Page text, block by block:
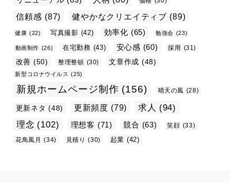
信頼感 (87) 健やかなクリエイティブ (89)
健康 (22) 写真撮影 (42) 効率化 (65) 勉強会 (23)
動画制作 (26) 在宅勤務 (43) 安心感 (60) 採用 (31)
改善 (50) 整理整頓 (30) 文章作成 (48)
新型コロナウイルス (25)
新規ホームページ制作 (156) 晴天の風 (28)
更新ネタ (48) 更新頻度 (79) 求人 (94)
理念 (102) 理想客 (71) 競合 (63) 笑顔 (33)
花鳥風月 (34) 見積り (30) 起業 (42)